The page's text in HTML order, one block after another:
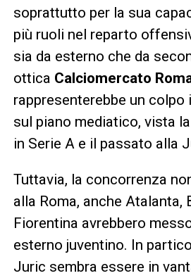
soprattutto per la sua
più ruoli nel reparto
sia da esterno che da
ottica Calciomercato
rappresenterebbe un
sul piano mediatico, vista
in Serie A e il passato alla
Tuttavia, la concorrenza
alla Roma, anche Atalanta,
Fiorentina avrebbero
esterno juventino. In
Juric sembra essere in